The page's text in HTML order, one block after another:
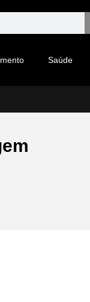
Saúde